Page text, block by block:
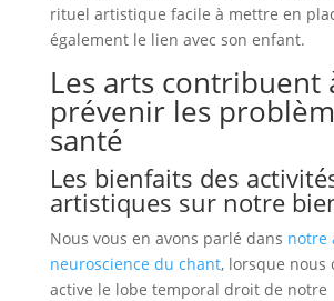
rituel artistique facile à mettre en
également le lien avec son enfant.
Les arts contribuent
prévenir les
santé
Les bienfaits des
artistiques sur notre
Nous vous en avons parlé dans notre
neuroscience du chant, lorsque nous
active le lobe temporal droit de notre